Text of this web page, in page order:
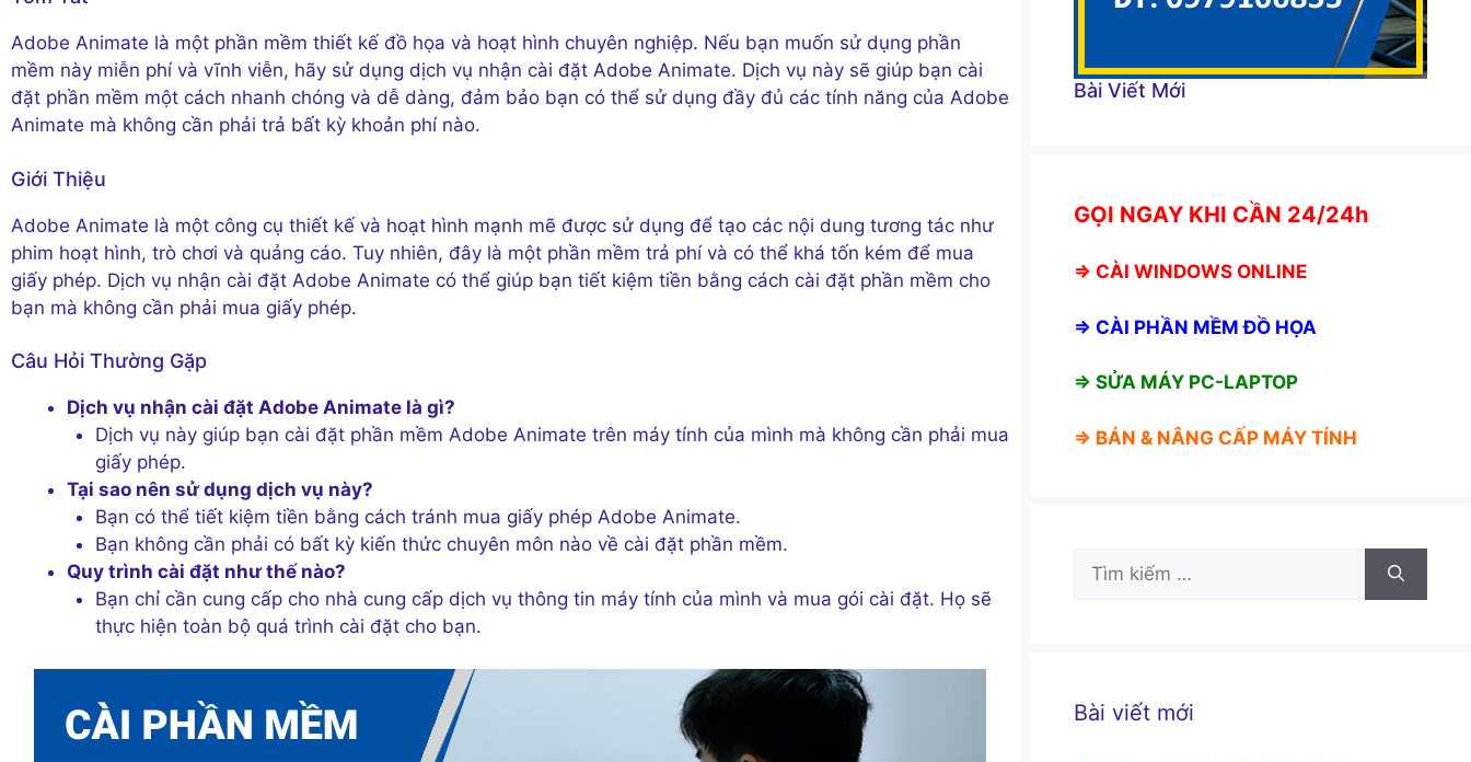
Adobe Animate là một phần mềm thiết kế đồ họa và hoạt hình chuyên nghiệp. Nếu bạn muốn sử dụng phần
mềm này miễn phí và vĩnh viễn, hãy sử dụng dịch vụ nhận cài đặt Adobe Animate. Dịch vụ này sẽ giúp bạn cài
đặt phần mềm một cách nhanh chóng và dễ dàng, đảm bảo bạn có thể sử dụng đầy đủ các tính năng của Adobe
Animate mà không cần phải trả bất kỳ khoản phí nào.
Giới Thiệu
Adobe Animate là một công cụ thiết kế và hoạt hình mạnh mẽ được sử dụng để tạo các nội dung tương tác như
phim hoạt hình, trò chơi và quảng cáo. Tuy nhiên, đây là một phần mềm trả phí và có thể khá tốn kém để mua
giấy phép. Dịch vụ nhận cài đặt Adobe Animate có thể giúp bạn tiết kiệm tiền bằng cách cài đặt phần mềm cho
bạn mà không cần phải mua giấy phép.
Câu Hỏi Thường Gặp
Dịch vụ nhận cài đặt Adobe Animate là gì?
Dịch vụ này giúp bạn cài đặt phần mềm Adobe Animate trên máy tính của mình mà không cần phải mua
giấy phép.
Tại sao nên sử dụng dịch vụ này?
Bạn có thể tiết kiệm tiền bằng cách tránh mua giấy phép Adobe Animate.
Bạn không cần phải có bất kỳ kiến thức chuyên môn nào về cài đặt phần mềm.
Quy trình cài đặt như thế nào?
Bạn chỉ cần cung cấp cho nhà cung cấp dịch vụ thông tin máy tính của mình và mua gói cài đặt. Họ sẽ
thực hiện toàn bộ quá trình cài đặt cho bạn.
Bài Viết Mới
GỌI NGAY KHI CẦN 24/24h
⇒ CÀI WINDOWS ONLINE
⇒ CÀI PHẦN MỀM ĐỒ HỌA
⇒ SỬA MÁY PC-LAPTOP
⇒ BÁN & NÂNG CẤP MÁY TÍNH
Tìm
kiếm
Bài viết mới